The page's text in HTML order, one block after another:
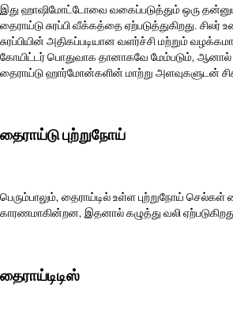
இது ஹாஷிமோட்டோவை வகைப்படுத்தும் ஒரு
தைராய்டு சுரப்பி வீக்கத்தை ஏற்படுத்துகிறது.
சுரப்பியின் அதிகப்படியான வளர்ச்சி மற்றும்
கோயிட்டர் பொதுவாக தானாகவே மேம்படும், ஆனால்
தைராய்டு ஹார்மோன்களின் மாற்று அளவுகளுடன்
தைராய்டு புற்றுநோய்
பெரும்பாலும், தைராய்டில் உள்ள புற்றுநோய் செல்கள்
காரணமாகின்றன, இதனால் கழுத்து வலி
தைராய்டிடிஸ்